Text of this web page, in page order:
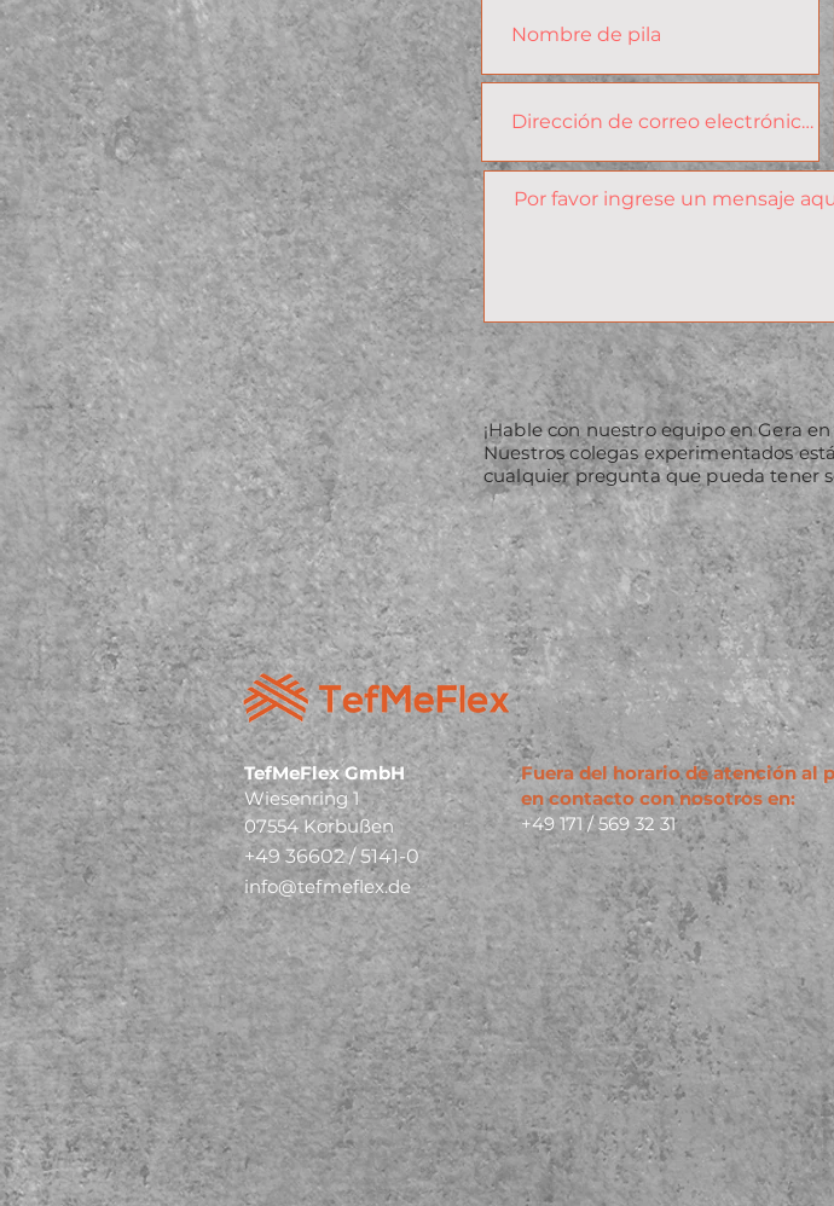
¡Hable con nuestro equipo en Gera
Nuestros colegas experimentados
cualquier pregunta que pueda tener
TefMeFlex GmbH
Wiesenring 1
07554 Korbußen
+49 36602 / 5141-0
info@tefmeflex.de
Fuera del horario de atención al
en contacto con nosotros en:
+49 171 / 569 32 31